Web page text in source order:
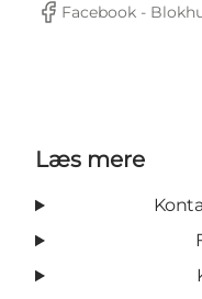
Facebook
Facebook -
Læs mere